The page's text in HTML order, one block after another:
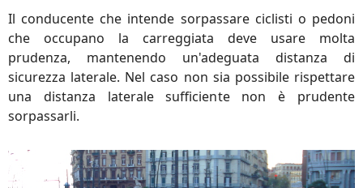
Il conducente che intende sorpassare ciclisti o pedoni
che occupano la carreggiata deve usare molta
prudenza, mantenendo un'adeguata distanza di
sicurezza laterale. Nel caso non sia possibile rispettare
una distanza laterale sufficiente non è prudente
sorpassarli.